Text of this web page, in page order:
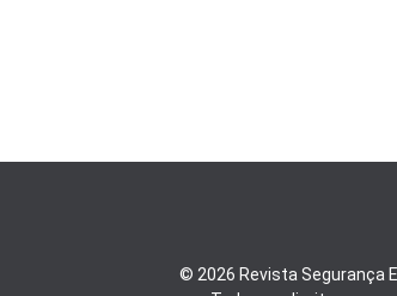
© 2026 Revista Segurança